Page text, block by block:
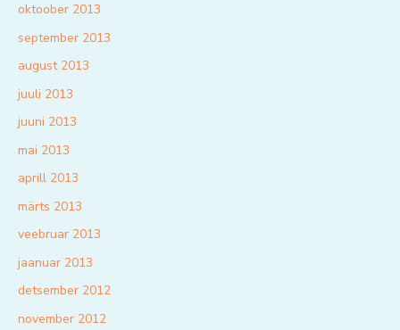
oktoober 2013
september 2013
august 2013
juuli 2013
juuni 2013
mai 2013
aprill 2013
märts 2013
veebruar 2013
jaanuar 2013
detsember 2012
november 2012